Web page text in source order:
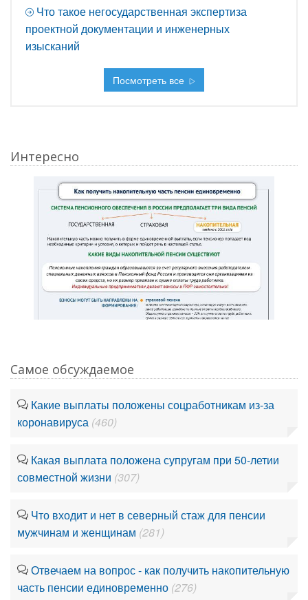
Что такое негосударственная экспертиза
проектной документации и инженерных
изысканий
Посмотреть все
Интересно
Самое обсуждаемое
Какие выплаты положены соцработникам из-за
коронавируса (460)
Какая выплата положена супругам при 50-летии
совместной жизни (307)
Что входит и нет в северный стаж для пенсии
мужчинам и женщинам (281)
Отвечаем на вопрос - как получить накопительную
часть пенсии единовременно (276)